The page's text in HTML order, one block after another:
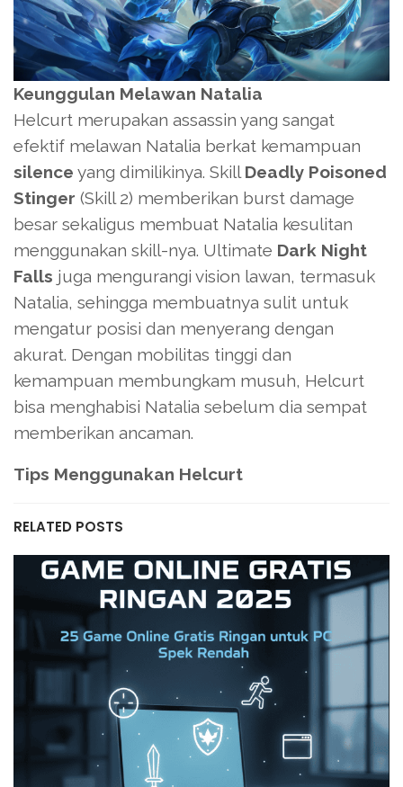
Keunggulan Melawan Natalia
Helcurt merupakan assassin yang sangat
efektif melawan Natalia berkat kemampuan
silence yang dimilikinya. Skill Deadly Poisoned
Stinger (Skill 2) memberikan burst damage
besar sekaligus membuat Natalia kesulitan
menggunakan skill-nya. Ultimate Dark Night
Falls juga mengurangi vision lawan, termasuk
Natalia, sehingga membuatnya sulit untuk
mengatur posisi dan menyerang dengan
akurat. Dengan mobilitas tinggi dan
kemampuan membungkam musuh, Helcurt
bisa menghabisi Natalia sebelum dia sempat
memberikan ancaman.
Tips Menggunakan Helcurt
RELATED POSTS